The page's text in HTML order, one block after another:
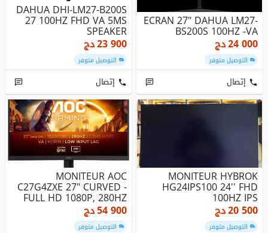
ECRAN 27" DAHUA LM27-
BS200S 100HZ -VA
24 000دج
التوصيل متوفر
إتصال
DAHUA DHI-LM27-B200S
27 100HZ FHD VA 5MS
SPEAKER
23 900دج
التوصيل متوفر
إتصال
MONITEUR HYBROK
HG24IPS100 24'' FHD
100HZ IPS
20 500دج
التوصيل متوفر
MONITEUR AOC
C27G4ZXE 27" CURVED -
FULL HD 1080P, 280HZ
54 900دج
التوصيل متوفر